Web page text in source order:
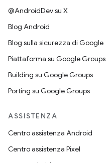
@AndroidDev su X
Blog Android
Blog sulla sicurezza di Google
Piattaforma su Google Groups
Building su Google Groups
Porting su Google Groups
ASSISTENZA
Centro assistenza Android
Centro assistenza Pixel